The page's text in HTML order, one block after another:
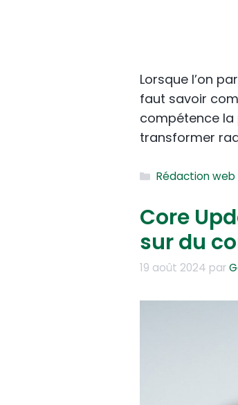
Lorsque l’on
faut savoir
compétence la
transformer
Catégories
Rédaction web
Core
sur du
19 août 2024 par